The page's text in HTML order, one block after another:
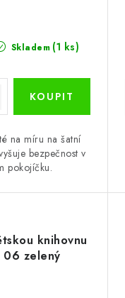
Skladem (1 ks)
na míru na šatní
bezpečnost v
pokojíčku.
knihovnu
06 zelený